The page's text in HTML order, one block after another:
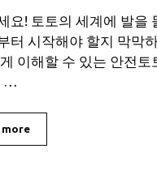
요! 토토의 세계에 발을
터 시작해야 할지 막막
이해할 수 있는 안전토
…
more